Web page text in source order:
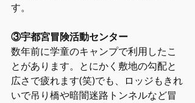
す。
③宇都宮冒険活動センター
数年前に学童のキャンプで利用したこ
とがあります。とにかく敷地の勾配と
広さで疲れます(笑)でも、ロッジもきれ
いで吊り橋や暗闇迷路トンネルなど冒